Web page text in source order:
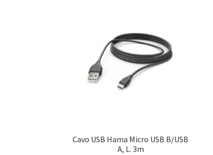
Cavo USB Hama Micro USB B/USB
A, L. 3m